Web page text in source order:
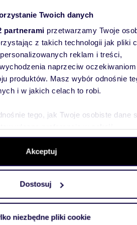
Twoich danych
partnerami przetwarzamy Twoje
z takich technologii jak pliki
reklam i treści,
naprzeciw oczekiwaniom
produktów. Masz wybór odnośnie
i w jakich celach to robi.
tego, jak Twoje osobiste dane
plików cookie możesz zmienić
dowolnej chwili.
i analizować ruch w
jak korzystasz z naszej witryny,
mogą połączyć te informacje z
Akceptuj
Dostosuj
niezbędne pliki cookie